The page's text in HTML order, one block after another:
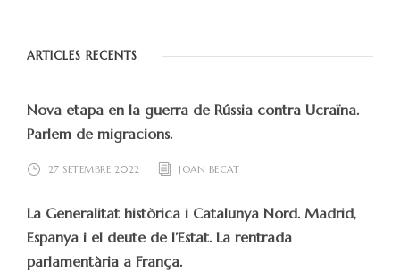
ARTICLES RECENTS
Nova etapa en la guerra de Rússia contra Ucraïna.
Parlem de migracions.
27 SETEMBRE 2022 JOAN BECAT
La Generalitat històrica i Catalunya Nord. Madrid,
Espanya i el deute de l’Estat. La rentrada
parlamentària a França.